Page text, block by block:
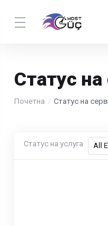
Статус
Почетна Статус на
Статус на услуга All